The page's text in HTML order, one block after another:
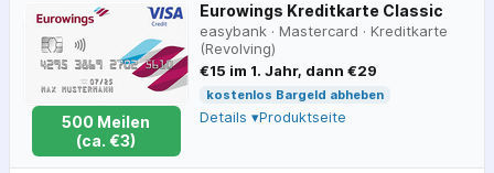
500 Meilen
(ca. €3)
Eurowings Kreditkarte Classic
easybank · Mastercard · Kreditkarte
(Revolving)
€15 im 1. Jahr, dann €29
kostenlos Bargeld abheben
Details ▾Produktseite